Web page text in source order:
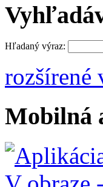
Hľadaný výraz:
rozšírené
Mobilná